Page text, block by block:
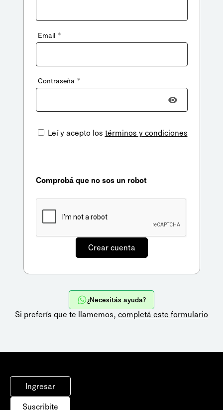
Email *
Contraseña *
Leí y acepto los términos y condiciones
Comprobá que no sos un robot
¿Necesitás ayuda?
Si preferís que te llamemos, completá este formulario
Ingresar
Suscribite